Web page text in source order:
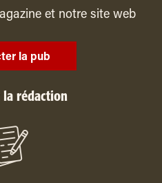
et notre site web
la pub
la rédaction